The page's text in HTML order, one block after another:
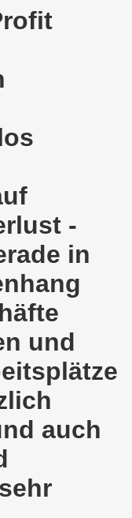
-
in
und
auch
gegen
und
der
Bonn zur großen
gegen
Palette
- von
die MLPD
Berlin!
Liste
am 24.09.2017
mit